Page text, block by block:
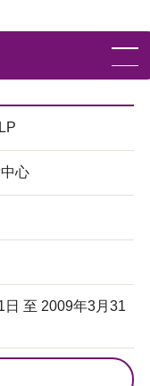
心
日 至 2009年3月31